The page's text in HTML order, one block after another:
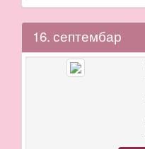
16. септембар